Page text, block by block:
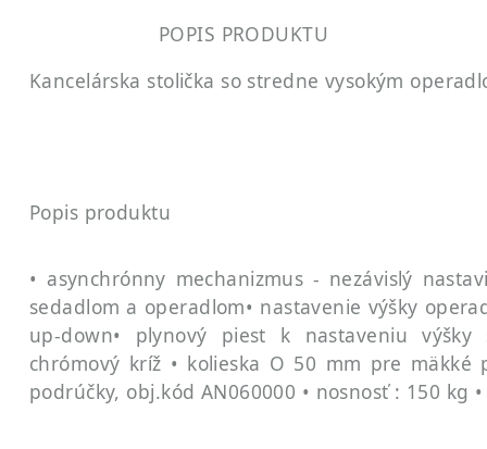
POPIS PRODUKTU
Kancelárska stolička so stredne vysokým
Popis produktu
• asynchrónny mechanizmus - nezávislý
sedadlom a operadlom• nastavenie výšky
up-down• plynový piest k nastaveniu výšky
chrómový kríž • kolieska O 50 mm pre mäkké
podrúčky, obj.kód AN060000 • nosnosť : 150 kg